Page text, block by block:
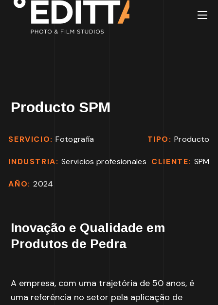
Producto SPM
SERVICIO:Fotografía TIPO:Producto
INDUSTRIA:Servicios profesionales CLIENTE: SPM
AÑO:2024
Inovação e Qualidade em
Produtos de Pedra
A empresa, com uma trajetória de 50 anos, é
uma referência no setor pela aplicação de